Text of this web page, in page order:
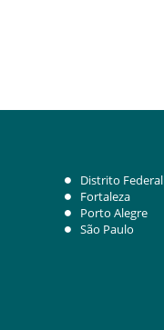
Distrito Federal
Fortaleza
Porto Alegre
São Paulo